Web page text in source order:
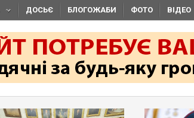
ДОСЬЄ БЛОГОЖАБИ ФОТО ВІДЕО